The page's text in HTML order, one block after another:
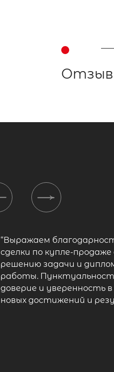
“Выражаем
сделки по купле-
решению задачи и
работы.
доверие и уверенность
новых достижений и
Previous Next